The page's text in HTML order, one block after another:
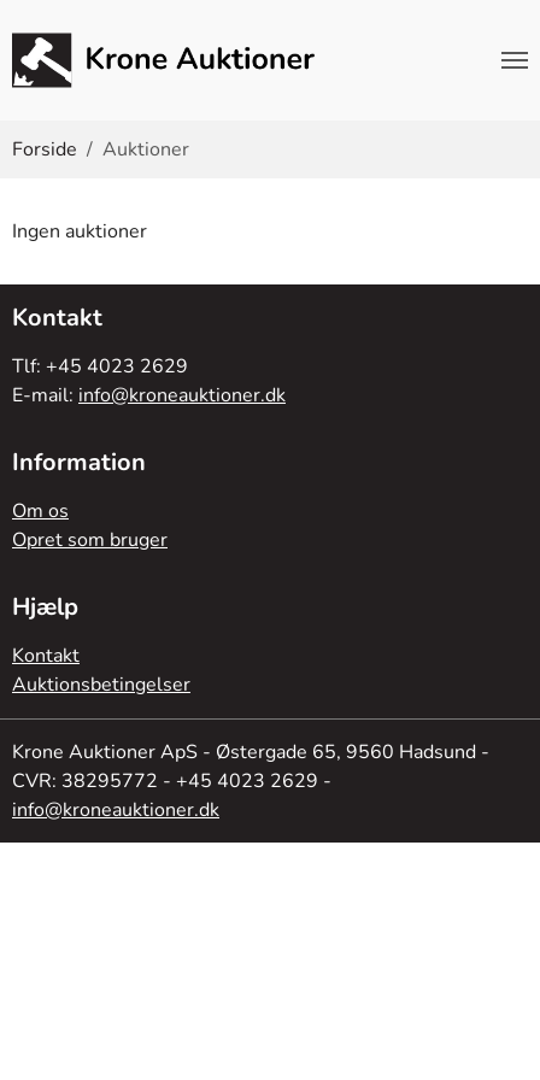
Forside Auktioner
Ingen auktioner
Kontakt
Tlf: +45 4023 2629
E-mail: info@kroneauktioner.dk
Information
Om os
Opret som bruger
Hjælp
Kontakt
Auktionsbetingelser
Krone Auktioner ApS - Østergade 65, 9560 Hadsund -
CVR: 38295772 - +45 4023 2629 -
info@kroneauktioner.dk